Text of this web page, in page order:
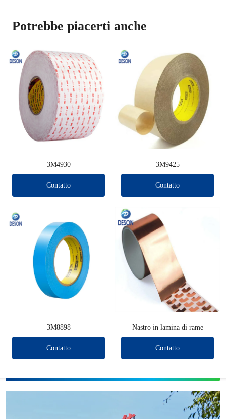
Potrebbe piacerti anche
3M4930
Contatto
3M9425
Contatto
3M8898
Contatto
Nastro in lamina di rame
Contatto